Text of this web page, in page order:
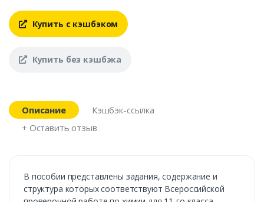
Купить с кэшбэком
Купить без кэшбэка
Описание
Кэшбэк-ссылка
+ Оставить отзыв
В пособии представлены задания, содержание и
структура которых соответствуют Всероссийской